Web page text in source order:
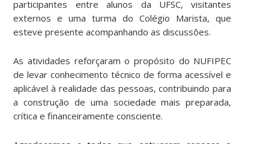
participantes entre alunos da UFSC, visitantes
externos e uma turma do Colégio Marista, que
esteve presente acompanhando as discussões.
As atividades reforçaram o propósito do NUFIPEC
de levar conhecimento técnico de forma acessível e
aplicável à realidade das pessoas, contribuindo para
a construção de uma sociedade mais preparada,
crítica e financeiramente consciente.